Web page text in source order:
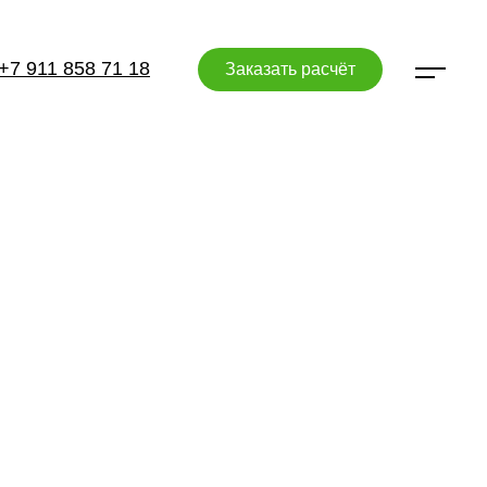
911 858 71 18 Заказать расчёт